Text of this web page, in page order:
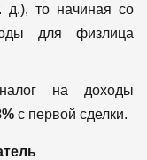
д.), то начиная со
для физлица
на доходы
с первой сделки.